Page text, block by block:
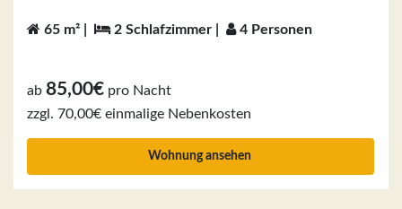
65 m² | 2 Schlafzimmer | 4 Personen
ab 85,00€ pro Nacht
zzgl. 70,00€ einmalige Nebenkosten
Wohnung ansehen